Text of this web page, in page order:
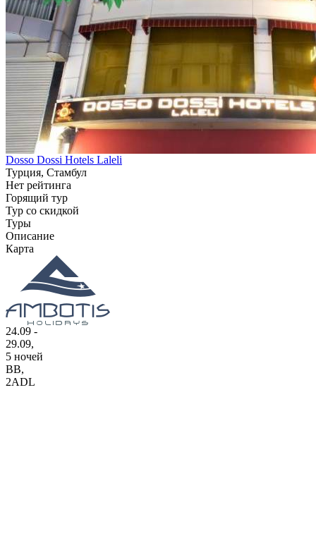
Dosso Dossi Hotels Laleli
Турция, Стамбул
Нет рейтинга
Горящий тур
Тур со скидкой
Туры
Описание
Карта
24.09 -
29.09,
5 ночей
BB,
2ADL